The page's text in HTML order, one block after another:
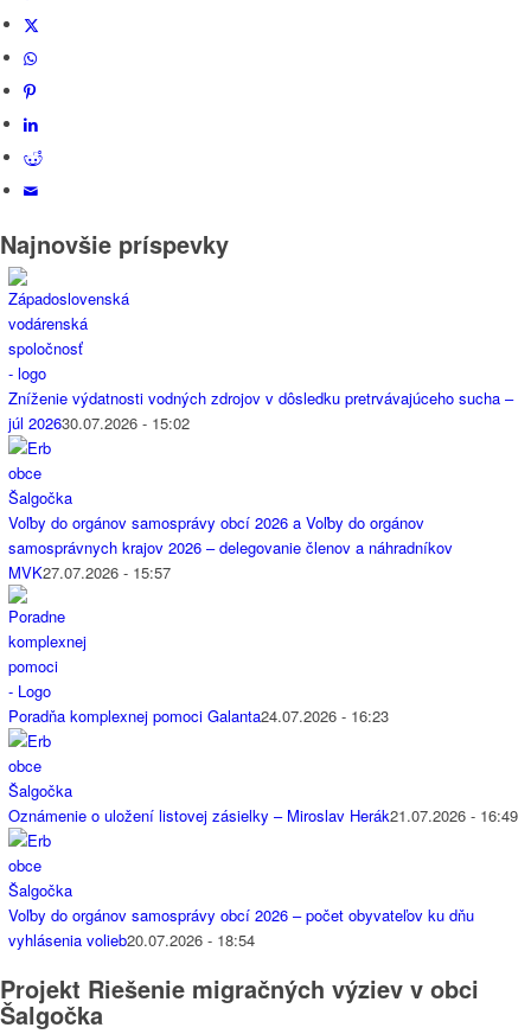
Najnovšie príspevky
Zníženie výdatnosti vodných zdrojov v dôsledku pretrvávajúceho sucha –
júl 202630.07.2026 - 15:02
Voľby do orgánov samosprávy obcí 2026 a Voľby do orgánov
samosprávnych krajov 2026 – delegovanie členov a náhradníkov
MVK27.07.2026 - 15:57
Poradňa komplexnej pomoci Galanta24.07.2026 - 16:23
Oznámenie o uložení listovej zásielky – Miroslav Herák21.07.2026 - 16:49
Voľby do orgánov samosprávy obcí 2026 – počet obyvateľov ku dňu
vyhlásenia volieb20.07.2026 - 18:54
Projekt Riešenie migračných výziev v obci
Šalgočka